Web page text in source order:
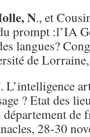
N., et
prompt :l’IA
langues?
de
. L’intelligence
? Etat des
de
28-30